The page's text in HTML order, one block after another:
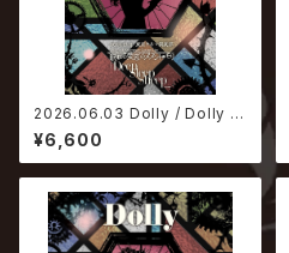
2026.06.03 Dolly / Dolly 2
0th Anniversary Concept L
ive「眠れる蛍窓のメメント・モリ
“Deep Sleep Sheep…”」【D
¥6,600